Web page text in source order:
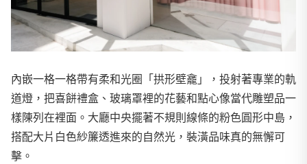
內嵌一格一格帶有柔和光圈「拱形壁龕」，投射著專業的軌
道燈，把喜餅禮盒、玻璃罩裡的花藝和點心像當代雕塑品一
樣陳列在裡面。大廳中央擺著不規則線條的粉色圓形中島，
搭配大片白色紗簾透進來的自然光，裝潢品味真的無懈可
擊。